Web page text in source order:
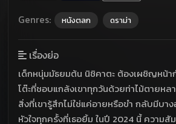
Genres: หนังตลก ดราม่า
เรื่องย่อ
เด็กหนุ่มมัธยมต้น นิชิคาตะ ต้องเผชิญหน้า
โต๊ะที่ชอบแกล้งเขาทุกวันด้วยท่าไม้ตายห
สิ่งที่เขารู้สึกไม่ใช่แค่อายหรือขำ กลับมีบาง
หัวใจทุกครั้งที่เธอยิ้ม ในปี 2024 นี้ ความสั